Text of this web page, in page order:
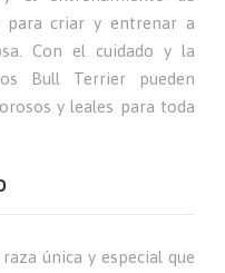
para criar y entrenar a
Con el cuidado y la
Bull Terrier pueden
y leales para toda
única y especial que